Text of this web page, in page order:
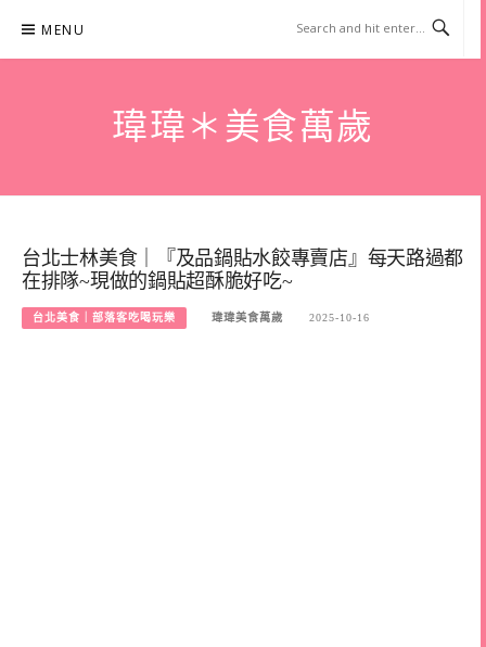
content
MENU
瑋瑋＊美食萬歲
台北士林美食｜『及品鍋貼水餃專賣店』每天路過都
在排隊~現做的鍋貼超酥脆好吃~
台北美食｜部落客吃喝玩樂 瑋瑋美食萬歲 2025-10-16